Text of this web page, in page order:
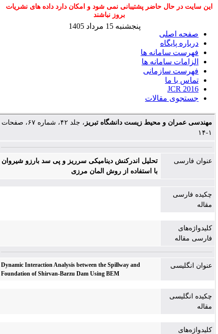
این سایت در حال حاضر پشتیبانی نمی شود و امکان دارد داده های نشریات
بروز نباشند
صفحه اصلی
درباره پایگاه
فهرست سامانه ها
الزامات سامانه ها
فهرست سازمانی
تماس با ما
JCR 2016
جستجوی مقالات
پنجشنبه 15 مرداد 1405
مهندسی عمران و محیط زیست دانشگاه تبریز
، جلد ۴۲، شماره ۶۷، صفحات
عنوان فارسی
تحلیل اندرکنش دینامیکی سرریز و پی سد بارزو شیروان
با استفاده از روش المان مرزی
چکیده فارسی
مقاله
کلیدواژه‌های
فارسی مقاله
عنوان انگلیسی
Dynamic Interaction Analysis between the Spillway and
Foundation of Shirvan-Barzu Dam Using BEM
چکیده انگلیسی
مقاله
کلیدواژه‌های